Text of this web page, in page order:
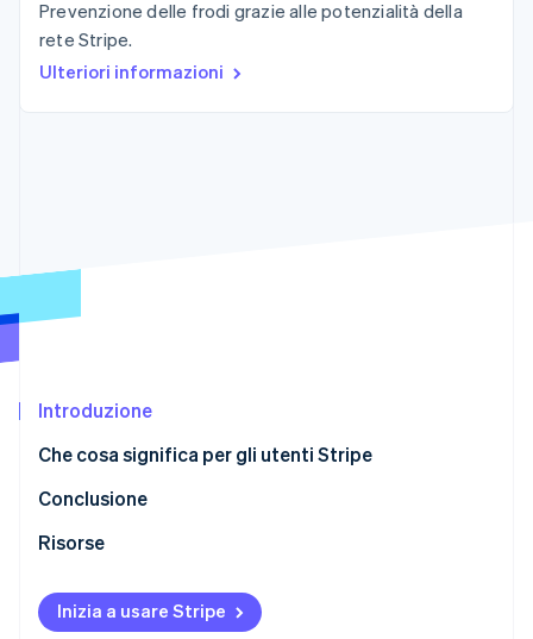
Scopri cosa ti aspetta
Radar
Prevenzione delle frodi
Atlas
Scopri come Stripe sta costruendo l'infrastruttura
Partner
Prevenzione delle frodi grazie alle potenzialità della
rete Stripe.
Ulteriori informazioni
Introduzione
Che cosa significa per gli utenti Stripe
Verifica del conto bancario
Prova dell’attività commerciale per le imprese
Altri requisiti
Conclusione
Risorse
Inizia a usare Stripe